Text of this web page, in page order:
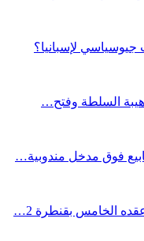
لإسبانيا؟
هيبة السلطة وفتح…
فوق مدخل مندوبية…
الخامس بقنطرة 2…